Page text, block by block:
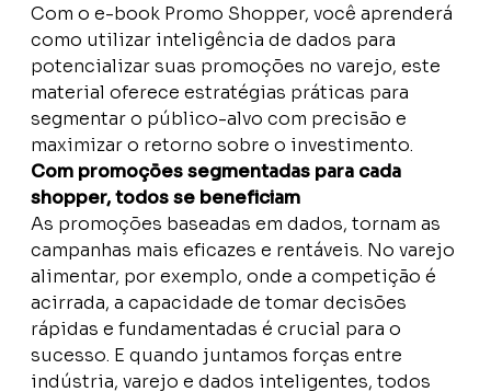
Com o e-book Promo Shopper, você aprenderá
como utilizar inteligência de dados para
potencializar suas promoções no varejo, este
material oferece estratégias práticas para
segmentar o público-alvo com precisão e
maximizar o retorno sobre o investimento.
Com promoções segmentadas para cada
shopper, todos se beneficiam
As promoções baseadas em dados, tornam as
campanhas mais eficazes e rentáveis. No varejo
alimentar, por exemplo, onde a competição é
acirrada, a capacidade de tomar decisões
rápidas e fundamentadas é crucial para o
sucesso. E quando juntamos forças entre
indústria, varejo e dados inteligentes, todos